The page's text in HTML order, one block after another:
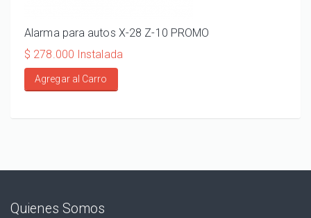
Alarma para autos X-28 Z-10 PROMO
$ 278.000 Instalada
Agregar al Carro
Quienes Somos